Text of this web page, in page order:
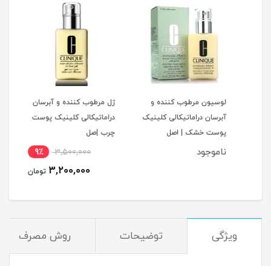
لوسیون مرطوب کننده و
آبرسان دراماتیکالی کلینیک
پوست خشک | اصل
ناموجود
ژل مرطوب کننده و آبرسان
دراماتیکالی کلینیک پوست
چرب |صل
3,500,000 9٪
3,200,000 تومان
ویژگی توضیحات روش مصرف